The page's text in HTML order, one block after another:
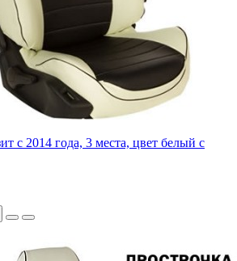
с 2014 года, 3 места, цвет белый с